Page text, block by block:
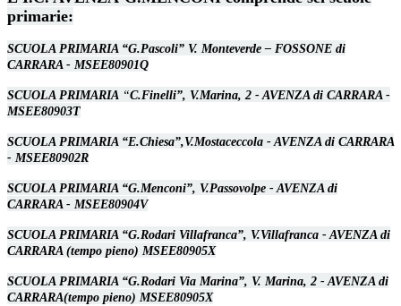
primarie:
SCUOLA PRIMARIA “G.Pascoli” V. Monteverde – FOSSONE di
CARRARA - MSEE80901Q
SCUOLA PRIMARIA “C.Finelli”, V.Marina, 2 - AVENZA di CARRARA -
MSEE80903T
SCUOLA PRIMARIA “E.Chiesa”,V.Mostaceccola - AVENZA di CARRARA
- MSEE80902R
SCUOLA PRIMARIA “G.Menconi”, V.Passovolpe - AVENZA di
CARRARA - MSEE80904V
SCUOLA PRIMARIA “G.Rodari Villafranca”, V.Villafranca - AVENZA di
CARRARA(tempo pieno) MSEE80905X
SCUOLA PRIMARIA “G.Rodari Via Marina”, V. Marina, 2 - AVENZA di
CARRARA(tempo pieno) MSEE80905X